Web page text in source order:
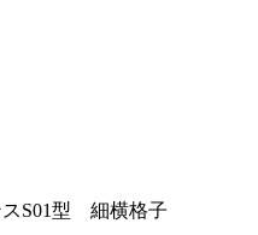
スS01型 細横格子